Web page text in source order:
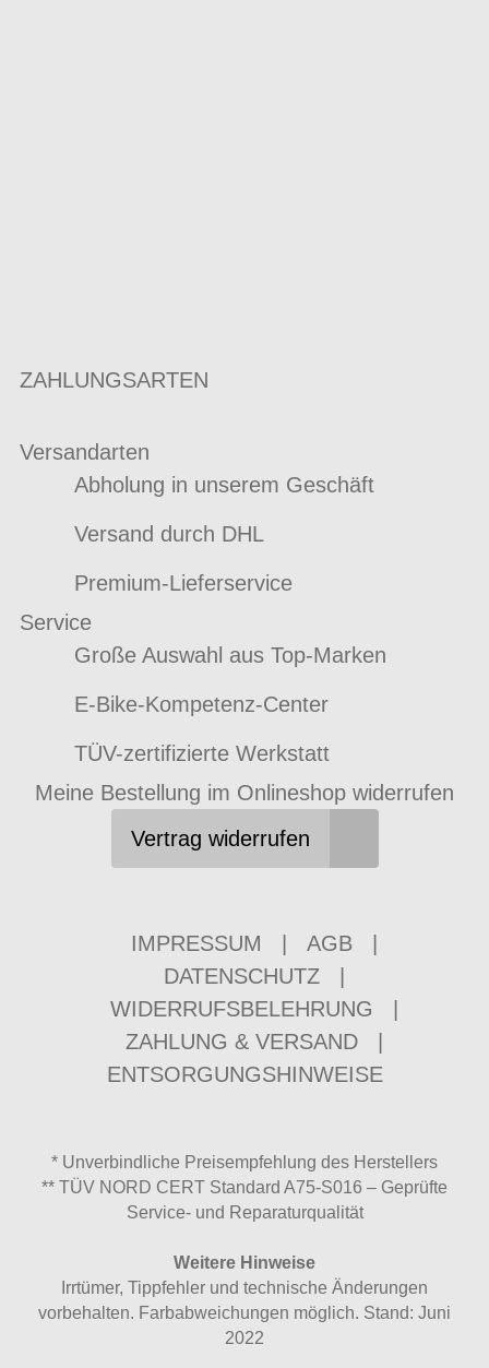
ZAHLUNGSARTEN
Versandarten
Abholung in unserem Geschäft
Versand durch DHL
Premium-Lieferservice
Service
Große Auswahl aus Top-Marken
E-Bike-Kompetenz-Center
TÜV-zertifizierte Werkstatt
Meine Bestellung im Onlineshop widerrufen
Vertrag widerrufen
IMPRESSUM AGB
DATENSCHUTZ
WIDERRUFSBELEHRUNG
ZAHLUNG & VERSAND
ENTSORGUNGSHINWEISE
* Unverbindliche Preisempfehlung des Herstellers
** TÜV NORD CERT Standard A75-S016 – Geprüfte
Service- und Reparaturqualität
Weitere Hinweise
Irrtümer, Tippfehler und technische Änderungen
vorbehalten. Farbabweichungen möglich. Stand: Juni
2022